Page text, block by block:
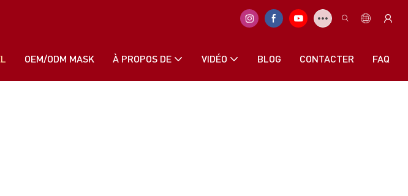
OEM/ODM MASK À PROPOS DE VIDÉO BLOG CONTACTER FAQ